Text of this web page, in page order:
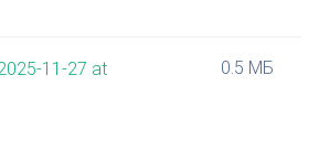
11-27 at
0.5 МБ